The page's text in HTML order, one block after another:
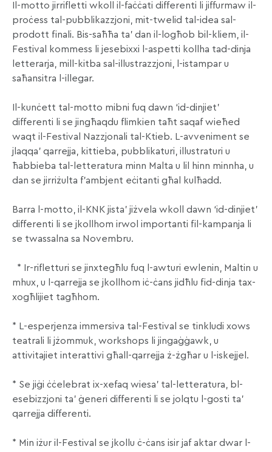
Il-motto jirrifletti wkoll il-faċċati differenti li jiffurmaw il-
proċess tal-pubblikazzjoni, mit-twelid tal-idea sal-
prodott finali. Bis-saħħa ta’ dan il-logħob bil-kliem, il-
Festival kommess li jesebixxi l-aspetti kollha tad-dinja
letterarja, mill-kitba sal-illustrazzjoni, l-istampar u
saħansitra l-illegar.
Il-kunċett tal-motto mibni fuq dawn ‘id-dinjiet’
differenti li se jingħaqdu flimkien taħt saqaf wieħed
waqt il-Festival Nazzjonali tal-Ktieb. L-avveniment se
jlaqqa’ qarrejja, kittieba, pubblikaturi, illustraturi u
ħabbieba tal-letteratura minn Malta u lil hinn minnha, u
dan se jirriżulta f’ambjent eċitanti għal kulħadd.
Barra l-motto, il-KNK jista’ jiżvela wkoll dawn ‘id-dinjiet’
differenti li se jkollhom irwol importanti fil-kampanja li
se twassalna sa Novembru.
* Ir-rifletturi se jinxtegħlu fuq l-awturi ewlenin, Maltin u
mhux, u l-qarrejja se jkollhom iċ-ċans jidħlu fid-dinja tax-
xogħlijiet tagħhom.
* L-esperjenza immersiva tal-Festival se tinkludi xows
teatrali li jżommuk, workshops li jingaġġawk, u
attivitajiet interattivi għall-qarrejja ż-żgħar u l-iskejjel.
* Se jiġi ċċelebrat ix-xefaq wiesa’ tal-letteratura, bl-
esebizzjoni ta’ ġeneri differenti li se jolqtu l-gosti ta’
qarrejja differenti.
* Min iżur il-Festival se jkollu ċ-ċans isir jaf aktar dwar l-